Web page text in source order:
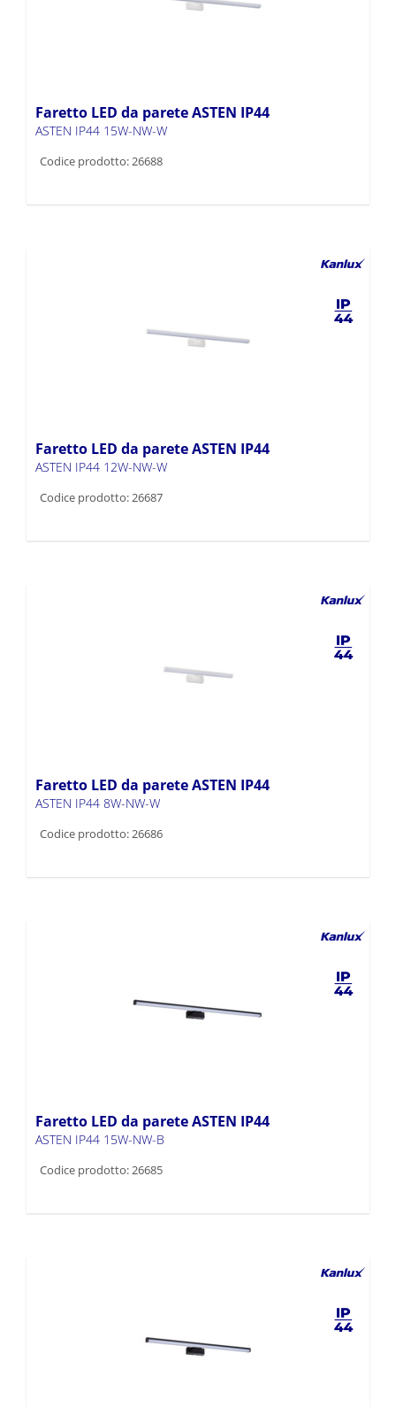
Faretto LED da parete ASTEN IP44
ASTEN IP44 15W-NW-W
Codice prodotto: 26688
Faretto LED da parete ASTEN IP44
ASTEN IP44 12W-NW-W
Codice prodotto: 26687
Faretto LED da parete ASTEN IP44
ASTEN IP44 8W-NW-W
Codice prodotto: 26686
Faretto LED da parete ASTEN IP44
ASTEN IP44 15W-NW-B
Codice prodotto: 26685